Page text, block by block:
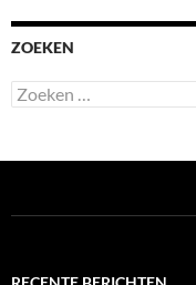
ZOEKEN
Zoeken
naar: